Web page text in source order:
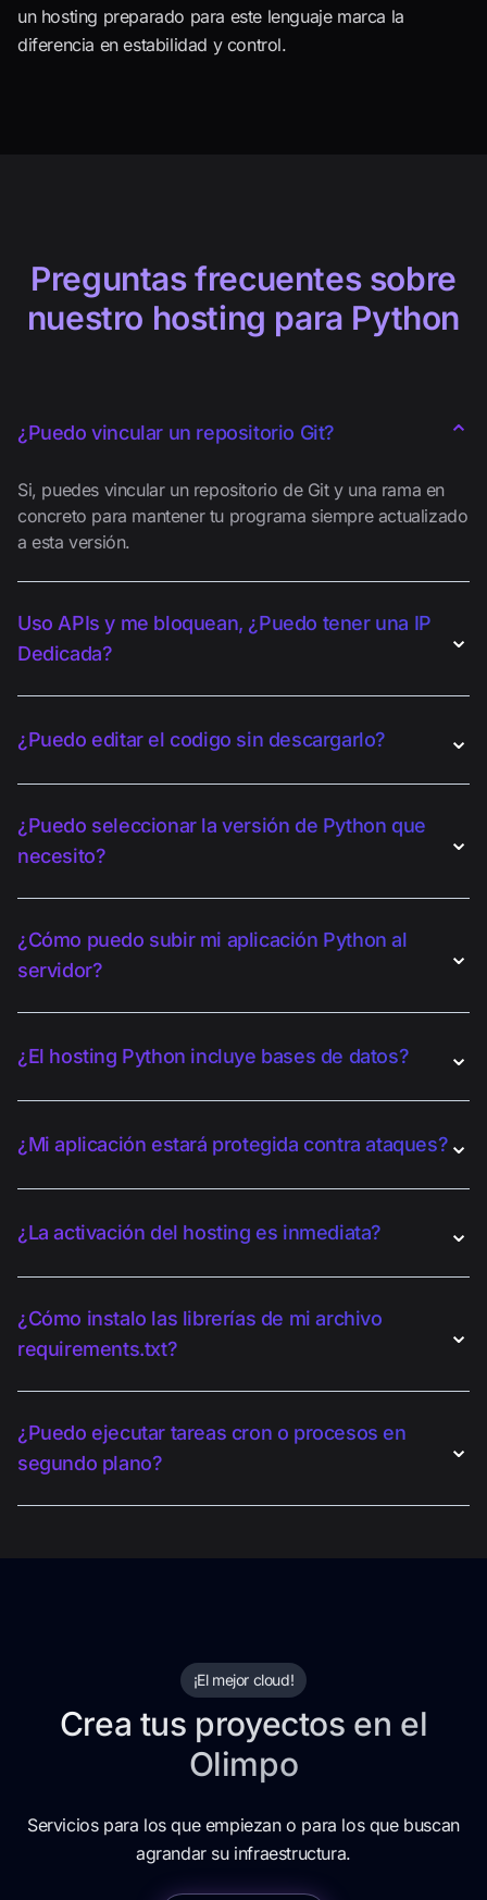
un hosting preparado para este lenguaje marca la
diferencia en estabilidad y control.
Preguntas frecuentes sobre
nuestro hosting para Python
¿Puedo vincular un repositorio Git? ⌄
Si, puedes vincular un repositorio de Git y una rama en
concreto para mantener tu programa siempre actualizado
a esta versión.
Uso APIs y me bloquean, ¿Puedo tener una IP
Dedicada?
⌄
¿Puedo editar el codigo sin descargarlo? ⌄
¿Puedo seleccionar la versión de Python que
necesito?
⌄
¿Cómo puedo subir mi aplicación Python al
servidor?
⌄
¿El hosting Python incluye bases de datos? ⌄
¿Mi aplicación estará protegida contra ataques? ⌄
¿La activación del hosting es inmediata? ⌄
¿Cómo instalo las librerías de mi archivo
requirements.txt?
⌄
¿Puedo ejecutar tareas cron o procesos en
segundo plano?
⌄
¡El mejor cloud!
Crea tus proyectos en el
Olimpo
Servicios para los que empiezan o para los que buscan
agrandar su infraestructura.